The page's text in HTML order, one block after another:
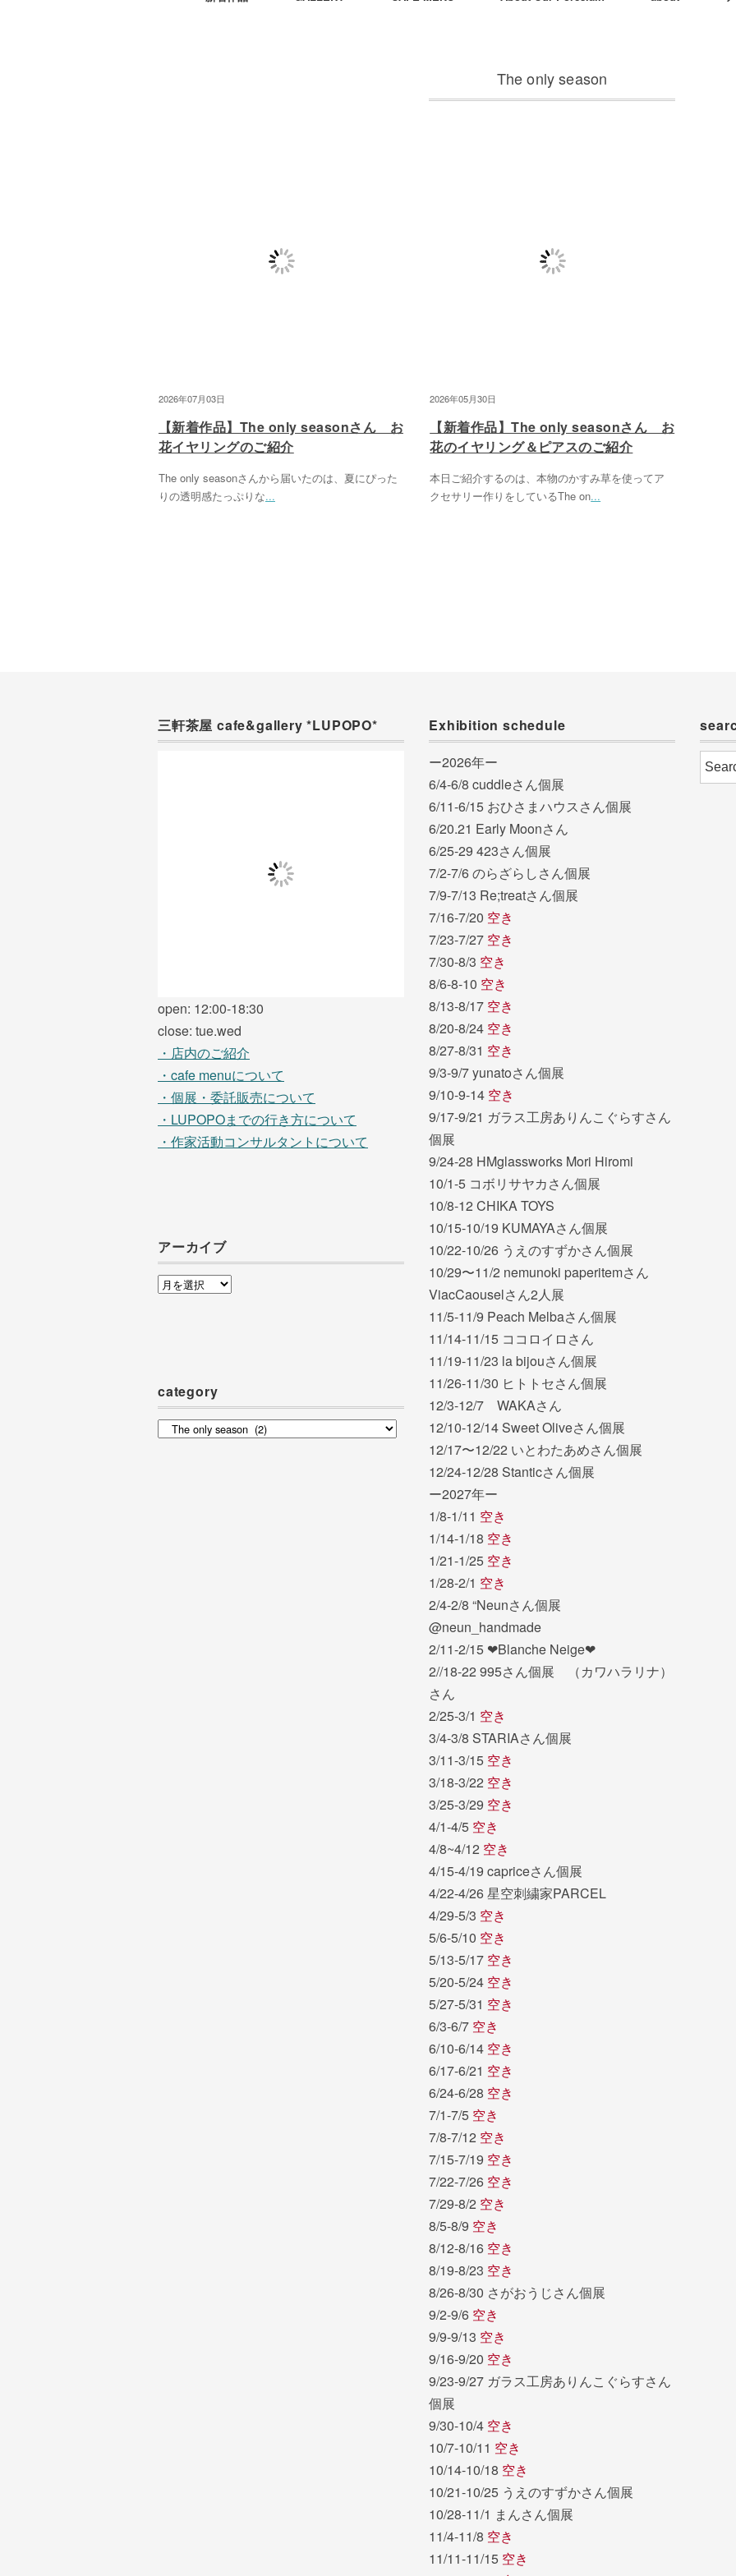
The only season
2026年07月03日
【新着作品】The only seasonさん お
花イヤリングのご紹介
The only seasonさんから届いたのは、夏にぴった
りの透明感たっぷりな...
2026年05月30日
【新着作品】The only seasonさん お
花のイヤリング＆ピアスのご紹介
本日ご紹介するのは、本物のかすみ草を使ってア
クセサリー作りをしているThe on...
三軒茶屋 cafe&gallery *LUPOPO*
open: 12:00-18:30
close: tue.wed
・店内のご紹介
・cafe menuについて
・個展・委託販売について
・LUPOPOまでの行き方について
・作家活動コンサルタントについて
アーカイブ
ア
category
category
Exhibition schedule
ー2026年ー
6/4-6/8 cuddleさん個展
6/11-6/15 おひさまハウスさん個展
6/20.21 Early Moonさん
6/25-29 423さん個展
7/2-7/6 のらざらしさん個展
7/9-7/13 Re;treatさん個展
7/16-7/20 空き
7/23-7/27 空き
7/30-8/3 空き
8/6-8-10 空き
8/13-8/17 空き
8/20-8/24 空き
8/27-8/31 空き
9/3-9/7 yunatoさん個展
9/10-9-14 空き
9/17-9/21 ガラス工房ありんこぐらすさん
個展
9/24-28 HMglassworks Mori Hiromi
10/1-5 コボリサヤカさん個展
10/8-12 CHIKA TOYS
10/15-10/19 KUMAYAさん個展
10/22-10/26 うえのすずかさん個展
10/29〜11/2 nemunoki paperitemさん
ViacCaouselさん2人展
11/5-11/9 Peach Melbaさん個展
11/14-11/15 ココロイロさん
11/19-11/23 la bijouさん個展
11/26-11/30 ヒトトセさん個展
12/3-12/7 WAKAさん
12/10-12/14 Sweet Oliveさん個展
12/17〜12/22 いとわたあめさん個展
12/24-12/28 Stanticさん個展
ー2027年ー
1/8-1/11 空き
1/14-1/18 空き
1/21-1/25 空き
1/28-2/1 空き
2/4-2/8 “Neunさん個展
@neun_handmade
2/11-2/15 ❤︎Blanche Neige❤︎
2//18-22 995さん個展 （カワハラリナ）
さん
2/25-3/1 空き
3/4-3/8 STARIAさん個展
3/11-3/15 空き
3/18-3/22 空き
3/25-3/29 空き
4/1-4/5 空き
4/8~4/12 空き
4/15-4/19 capriceさん個展
4/22-4/26 星空刺繍家PARCEL
4/29-5/3 空き
5/6-5/10 空き
5/13-5/17 空き
5/20-5/24 空き
5/27-5/31 空き
6/3-6/7 空き
6/10-6/14 空き
6/17-6/21 空き
6/24-6/28 空き
7/1-7/5 空き
7/8-7/12 空き
7/15-7/19 空き
7/22-7/26 空き
7/29-8/2 空き
8/5-8/9 空き
8/12-8/16 空き
8/19-8/23 空き
8/26-8/30 さがおうじさん個展
9/2-9/6 空き
9/9-9/13 空き
9/16-9/20 空き
9/23-9/27 ガラス工房ありんこぐらすさん
個展
9/30-10/4 空き
10/7-10/11 空き
10/14-10/18 空き
10/21-10/25 うえのすずかさん個展
10/28-11/1 まんさん個展
11/4-11/8 空き
11/11-11/15 空き